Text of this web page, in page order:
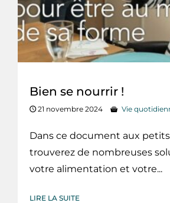
Bien se nourrir !
21 novembre 2024 Vie
Dans ce document aux
trouverez de nombreuses
votre alimentation et votre...
LIRE LA SUITE